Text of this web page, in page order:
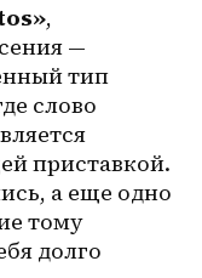
,
—
тип
слово
приставкой.
а еще одно
тому
долго